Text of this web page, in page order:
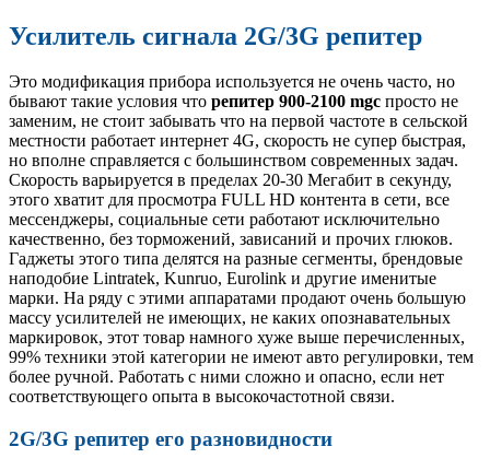
Усилитель сигнала 2G/3G репитер
Это модификация прибора используется не очень часто, но
бывают такие условия что репитер 900-2100 mgc просто не
заменим, не стоит забывать что на первой частоте в сельской
местности работает интернет 4G, скорость не супер быстрая,
но вполне справляется с большинством современных задач.
Скорость варьируется в пределах 20-30 Мегабит в секунду,
этого хватит для просмотра FULL HD контента в сети, все
мессенджеры, социальные сети работают исключительно
качественно, без торможений, зависаний и прочих глюков.
Гаджеты этого типа делятся на разные сегменты, брендовые
наподобие Lintratek, Kunruo, Eurolink и другие именитые
марки. На ряду с этими аппаратами продают очень большую
массу усилителей не имеющих, не каких опознавательных
маркировок, этот товар намного хуже выше перечисленных,
99% техники этой категории не имеют авто регулировки, тем
более ручной. Работать с ними сложно и опасно, если нет
соответствующего опыта в высокочастотной связи.
2G/3G репитер его разновидности